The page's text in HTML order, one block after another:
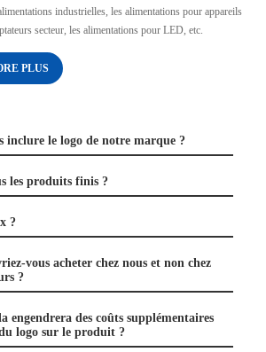
industrielles, les alimentations pour appareils
secteur, les alimentations pour LED, etc.
PLUS
inclure le logo de notre marque ?
les produits finis ?
?
vous acheter chez nous et non chez
?
engendrera des coûts supplémentaires
logo sur le produit ?